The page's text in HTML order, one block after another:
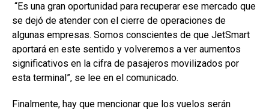
“Es una gran oportunidad para recuperar ese mercado que
se dejó de atender con el cierre de operaciones de
algunas empresas. Somos conscientes de que JetSmart
aportará en este sentido y volveremos a ver aumentos
significativos en la cifra de pasajeros movilizados por
esta terminal”, se lee en el comunicado.
Finalmente, hay que mencionar que los vuelos serán